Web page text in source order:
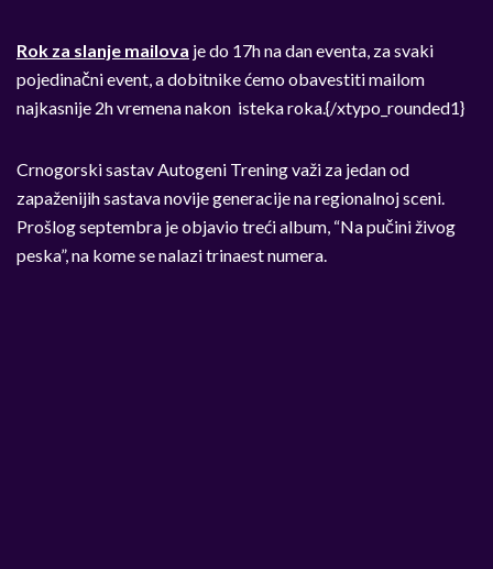
Rok za slanje mailova je do 17h na dan eventa, za svaki
pojedinačni event, a dobitnike ćemo obavestiti mailom
najkasnije 2h vremena nakon isteka roka.{/xtypo_rounded1}
Crnogorski sastav Autogeni Trening važi za jedan od
zapaženijih sastava novije generacije na regionalnoj sceni.
Prošlog septembra je objavio treći album, “Na pučini živog
peska”, na kome se nalazi trinaest numera.